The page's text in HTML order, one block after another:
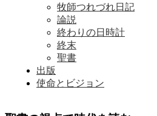
牧師つれづれ日記
論説
終わりの日時計
終末
聖書
出版
使命とビジョン